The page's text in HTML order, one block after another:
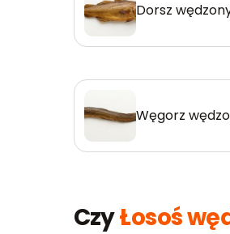
Dorsz
Węgorz
CzyŁosoś